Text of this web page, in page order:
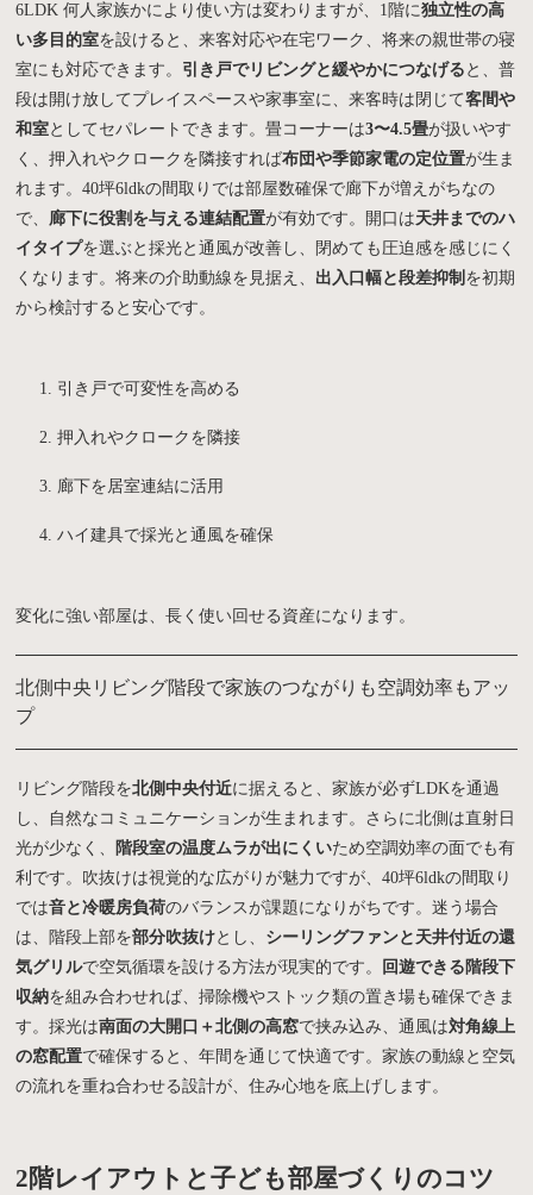
6LDK 何人家族かにより使い方は変わりますが、1階に独立性の高
い多目的室を設けると、来客対応や在宅ワーク、将来の親世帯の寝
室にも対応できます。 引き戸でリビングと緩やかにつなげる と、普
段は開け放してプレイスペースや家事室に、来客時は閉じて客間や
和室としてセパレートできます。畳コーナーは3〜4.5畳が扱いやす
く、押入れやクロークを隣接すれば布団や季節家電の定位置が生ま
れます。40坪6ldkの間取りでは部屋数確保で廊下が増えがちなの
で、 廊下に役割を与える連結配置が有効です。開口は天井までのハ
イタイプを選ぶと採光と通風が改善し、閉めても圧迫感を感じにく
くなります。将来の介助動線を見据え、 出入口幅と段差抑制 を初期
から検討すると安心です。
引き戸で可変性を高める
押入れやクロークを隣接
廊下を居室連結に活用
ハイ建具で採光と通風を確保
変化に強い部屋は、長く使い回せる資産になります。
北側中央リビング階段で家族のつながりも空調効率もアッ
プ
リビング階段を北側中央付近に据えると、家族が必ずLDKを通過
し、自然なコミュニケーションが生まれます。さらに北側は直射日
光が少なく、
階段室の温度ムラが出にくいため空調効率の面でも有
利です。吹抜けは視覚的な広がりが魅力ですが、40坪6ldkの間取り
では音と冷暖房負荷のバランスが課題になりがちです。迷う場合
は、階段上部を部分吹抜けとし、 シーリングファンと天井付近の還
気グリルで空気循環を設ける方法が現実的です。
回遊できる階段下
収納を組み合わせれば、掃除機やストック類の置き場も確保できま
す。採光は南面の大開口＋北側の高窓で挟み込み、通風は対角線上
の窓配置で確保すると、年間を通じて快適です。家族の動線と空気
の流れを重ね合わせる設計が、住み心地を底上げします。
2階レイアウトと子ども部屋づくりのコツ